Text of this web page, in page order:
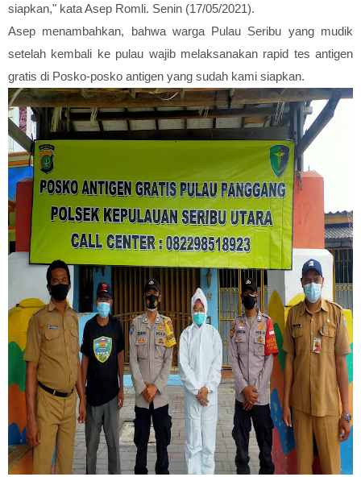
siapkan," kata Asep Romli. Senin (17/05/2021).
Asep menambahkan, bahwa warga Pulau Seribu yang mudik
setelah kembali ke pulau wajib melaksanakan rapid tes antigen
gratis di Posko-posko antigen yang sudah kami siapkan.